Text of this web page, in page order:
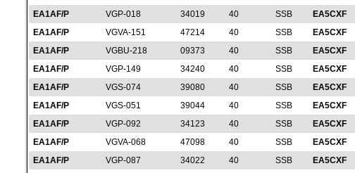
EA1AF/P
VGP-018 34019 40 SSB EA5CXF
EA1AF/P
VGVA-151 47214 40 SSB EA5CXF
EA1AF/P
VGBU-218 09373 40 SSB EA5CXF
EA1AF/P
VGP-149 34240 40 SSB EA5CXF
EA1AF/P
VGS-074 39080 40 SSB EA5CXF
EA1AF/P
VGS-051 39044 40 SSB EA5CXF
EA1AF/P
VGP-092 34123 40 SSB EA5CXF
EA1AF/P
VGVA-068 47098 40 SSB EA5CXF
EA1AF/P
VGP-087 34022 40 SSB EA5CXF